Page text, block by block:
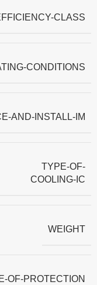
CLASS
CONDITIONS
AND-INSTALL-IM
TYPE-OF-
COOLING-IC
WEIGHT
OF-PROTECTION